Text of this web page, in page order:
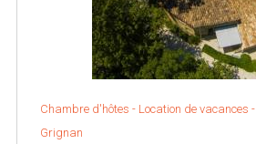
Chambre d'hôtes - Location de vacances -
Grignan